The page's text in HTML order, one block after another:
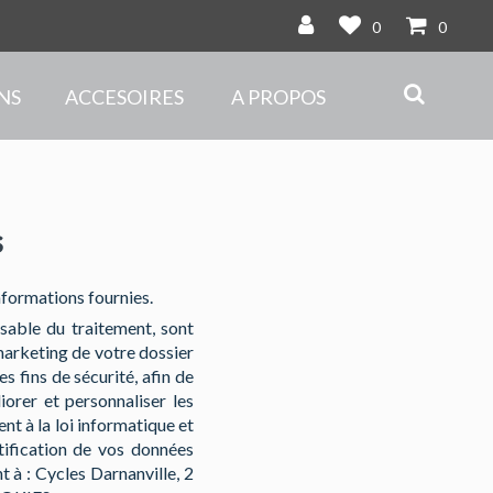
0 0
ACCESOIRES A PROPOS
fournies.
du traitement, sont
de votre dossier
fins de sécurité, afin de
et personnaliser les
à la loi informatique et
de vos données
à : Cycles Darnanville, 2